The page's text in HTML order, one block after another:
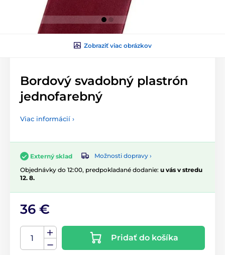
Zobraziť viac obrázkov
Bordový svadobný plastrón
jednofarebný
Viac informácií ›
Externý sklad
Možnosti dopravy ›
Objednávky do 12:00, predpokladané dodanie: u vás v stredu
12. 8.
36 €
Pridať do košíka